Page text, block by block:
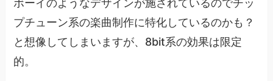
ボーイのようなデザインが施されているのでチッ
プチューン系の楽曲制作に特化しているのかも？
と想像してしまいますが、8bit系の効果は限定
的。